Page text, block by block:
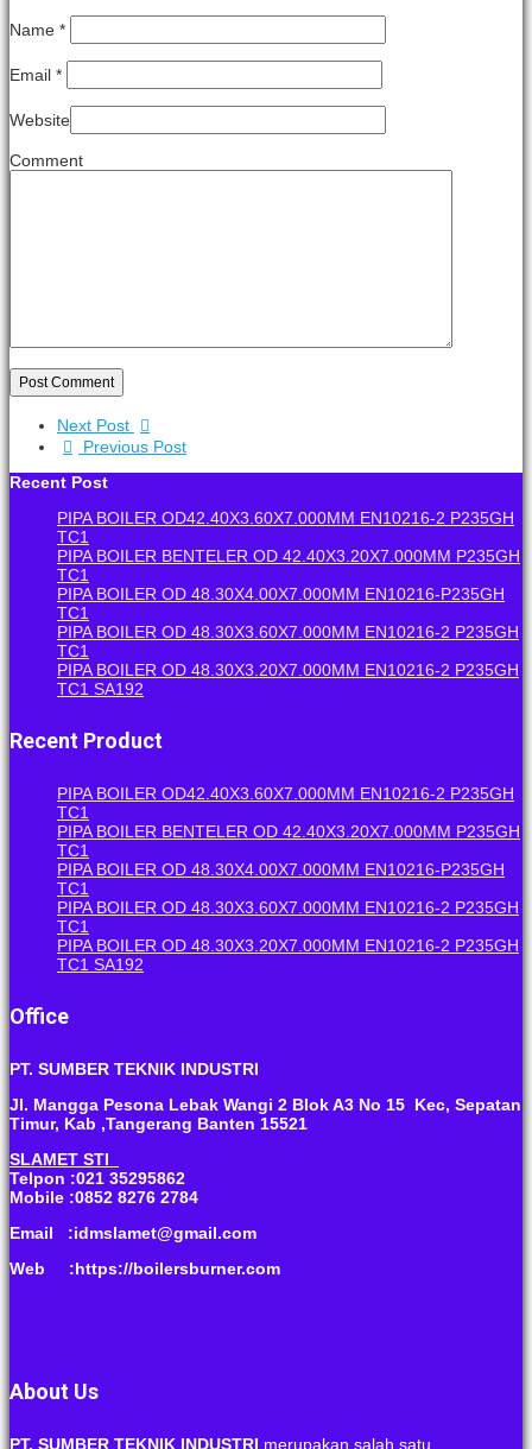
Name *
Email *
Website
Comment
Post Comment
Next Post
Previous Post
Recent Post
PIPA BOILER OD42.40X3.60X7.000MM EN10216-2 P235GH
TC1
PIPA BOILER BENTELER OD 42.40X3.20X7.000MM P235GH
TC1
PIPA BOILER OD 48.30X4.00X7.000MM EN10216-P235GH
TC1
PIPA BOILER OD 48.30X3.60X7.000MM EN10216-2 P235GH
TC1
PIPA BOILER OD 48.30X3.20X7.000MM EN10216-2 P235GH
TC1 SA192
Recent Product
PIPA BOILER OD42.40X3.60X7.000MM EN10216-2 P235GH
TC1
PIPA BOILER BENTELER OD 42.40X3.20X7.000MM P235GH
TC1
PIPA BOILER OD 48.30X4.00X7.000MM EN10216-P235GH
TC1
PIPA BOILER OD 48.30X3.60X7.000MM EN10216-2 P235GH
TC1
PIPA BOILER OD 48.30X3.20X7.000MM EN10216-2 P235GH
TC1 SA192
Office
PT. SUMBER TEKNIK INDUSTRI
Jl. Mangga Pesona Lebak Wangi 2 Blok A3 No 15 Kec, Sepatan
Timur, Kab ,Tangerang Banten 15521
SLAMET STI
Telpon :021 35295862
Mobile :0852 8276 2784
Email :idmslamet@gmail.com
Web :https://boilersburner.com
About Us
PT. SUMBER TEKNIK INDUSTRI merupakan salah satu